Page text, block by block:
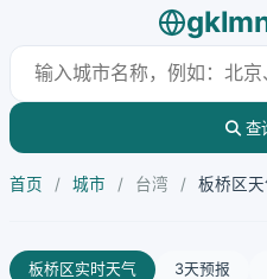
查
首页 / 城市 / 台湾 / 板桥区
板桥区实时天气 3天预报